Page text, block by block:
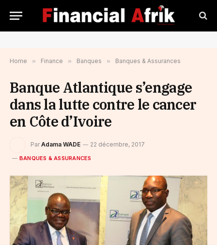
Home » Finance » Banques » Banques & Assurances
Banque Atlantique s’engage
dans la lutte contre le cancer
en Côte d’Ivoire
Par Adama WADE 22 décembre, 2017
BANQUES & ASSURANCES